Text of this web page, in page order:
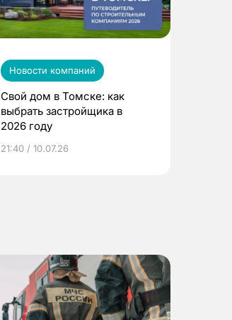
Новости компаний
Свой дом в Томске: как
выбрать застройщика в
2026 году
21:40 / 10.07.26